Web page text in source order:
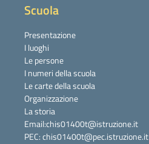
Scuola
Presentazione
I luoghi
Le persone
I numeri della scuola
Le carte della scuola
Organizzazione
La storia
Email:chis01400t@istruzione.it
PEC: chis01400t@pec.istruzione.it